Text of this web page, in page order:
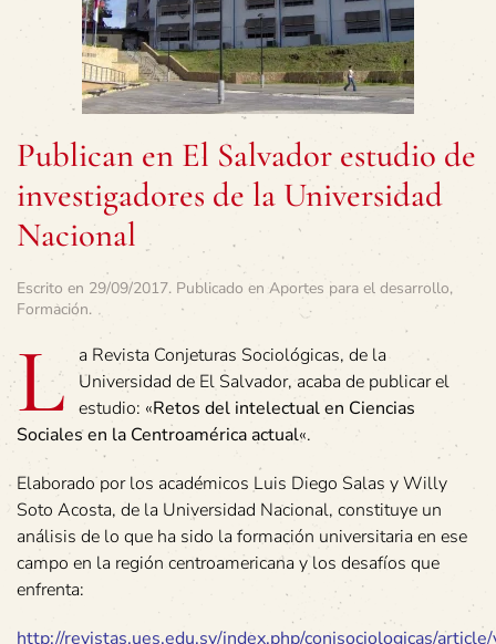
Publican en El Salvador estudio de
investigadores de la Universidad
Nacional
Escrito en 29/09/2017. Publicado en Aportes para el desarrollo,
Formación.
L
a Revista Conjeturas Sociológicas, de la
Universidad de El Salvador, acaba de publicar el
estudio: «Retos del intelectual en Ciencias
Sociales en la Centroamérica actual«.
Elaborado por los académicos Luis Diego Salas y Willy
Soto Acosta, de la Universidad Nacional, constituye un
análisis de lo que ha sido la formación universitaria en ese
campo en la región centroamericana y los desafíos que
enfrenta:
http://revistas.ues.edu.sv/index.php/conjsociologicas/